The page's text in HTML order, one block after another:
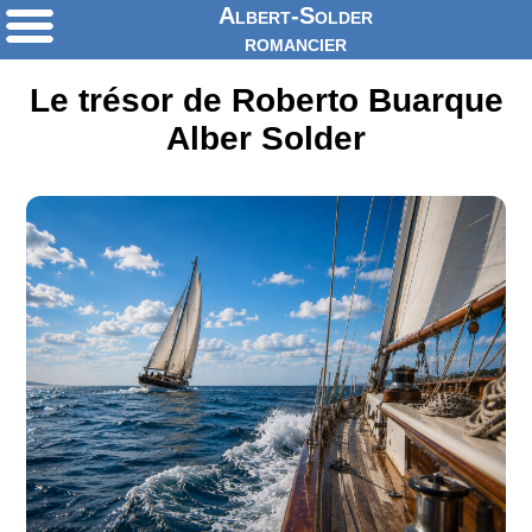
Albert-Solder
romancier
Le trésor de Roberto Buarque
Alber Solder